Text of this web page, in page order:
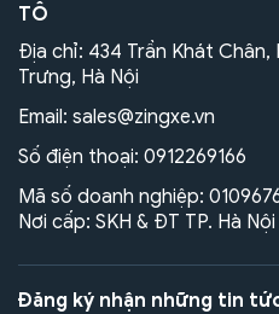
TÔ
Địa chỉ: 434 Trần Khát Chân,
Trưng, Hà Nội
Email: sales@zingxe.vn
Số điện thoại: 0912269166
Mã số doanh nghiệp:
Nơi cấp: SKH & ĐT TP. Hà Nội
Đăng ký nhận những tin